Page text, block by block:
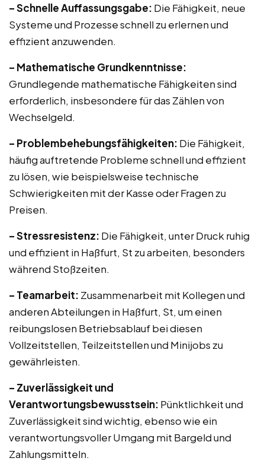
– Schnelle Auffassungsgabe: Die Fähigkeit, neue
Systeme und Prozesse schnell zu erlernen und
effizient anzuwenden.
– Mathematische Grundkenntnisse:
Grundlegende mathematische Fähigkeiten sind
erforderlich, insbesondere für das Zählen von
Wechselgeld.
– Problembehebungsfähigkeiten: Die Fähigkeit,
häufig auftretende Probleme schnell und effizient
zu lösen, wie beispielsweise technische
Schwierigkeiten mit der Kasse oder Fragen zu
Preisen.
– Stressresistenz: Die Fähigkeit, unter Druck ruhig
und effizient in Haßfurt, St zu arbeiten, besonders
während Stoßzeiten.
– Teamarbeit: Zusammenarbeit mit Kollegen und
anderen Abteilungen in Haßfurt, St, um einen
reibungslosen Betriebsablauf bei diesen
Vollzeitstellen, Teilzeitstellen und Minijobs zu
gewährleisten.
– Zuverlässigkeit und
Verantwortungsbewusstsein: Pünktlichkeit und
Zuverlässigkeit sind wichtig, ebenso wie ein
verantwortungsvoller Umgang mit Bargeld und
Zahlungsmitteln.